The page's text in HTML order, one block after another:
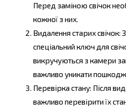
Перед заміною свічок
кожної з них.
Видалення старих свічок:
спеціальний ключ для
викручуються з камери
важливо уникати
Перевірка стану: Після
важливо перевірити їх